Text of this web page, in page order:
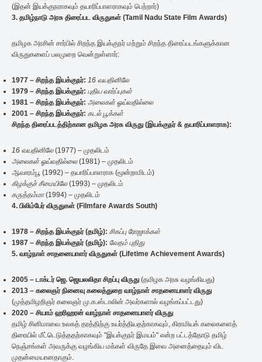
(இதன் இயக்குநராகவும் தயாரிப்பாளராகவும் பெற்றார்)
3. தமிழ்நாடு அரசு திரைப்பட விருதுகள் (Tamil Nadu State Film Awards)
தமிழக அரசின் சார்பில் சிறந்த இயக்குநர் மற்றும் சிறந்த திரைப்படங்களுக்கான
விருதுகளைப் பலமுறை வென்றுள்ளார்:
1977 – சிறந்தஇயக்குநர்: 16 வயதினிலே
1979 – சிறந்தஇயக்குநர்: புதியவார்ப்புகள்
1981 – சிறந்தஇயக்குநர்: அலைகள்ஓய்வதில்லை
2001 – சிறந்தஇயக்குநர்: கடல்பூக்கள்
சிறந்ததிரைப்படத்திற்கான தமிழக அரசு விருது (இயக்குநர் & தயாரிப்பாளராக):
16 வயதினிலே(1977) – முதலிடம்
அலைகள்ஓய்வதில்லை(1981) – முதலிடம்
ஆவாரம்பூ (1992) – தயாரிப்பாளராக (மூன்றாமிடம்)
கிழக்குச்சீமையிலே(1993) – முதலிடம்
கருத்தம்மா(1994) – முதலிடம்
4. பிலிம்பேர் விருதுகள் (Filmfare Awards South)
1978 – சிறந்தஇயக்குநர் (தமிழ்): சிகப்பு ரோஜாக்கள்
1987 – சிறந்தஇயக்குநர் (தமிழ்): வேதம் புதிது
5. வாழ்நாள் சாதனையாளர் விருதுகள் (Lifetime Achievement Awards)
2005 – டாக்டர்ஜெ. ஜெயலலிதாசிறப்பு விருது (தமிழக அரசு வழங்கியது)
2013 – கலைஞர்நினைவு கலைத்துறை வாழ்நாள் சாதனையாளர்விருது
(முத்தமிழறிஞர் கலைஞர் மு.க.ஸ்டாலின் அவர்களால் வழங்கப்பட்டது)
2020 – சியாம் ஹரிஹரன் வாழ்நாள் சாதனையாளர்விருது
தமிழ் சினிமாவை உலகத் தரத்திற்கு உயர்த்தியதற்காகவும், கிராமியக் கலைகளைத்
திரையில் மீட்டெடுத்ததற்காகவும் "இயக்குநர் இமயம்" என்ற பட்டத்தோடு தமிழ்
நெஞ்சங்கள் அவருக்கு வழங்கிய மக்கள் விருதே இவை அனைத்தையும் விட
முதன்மையானதாகும்.